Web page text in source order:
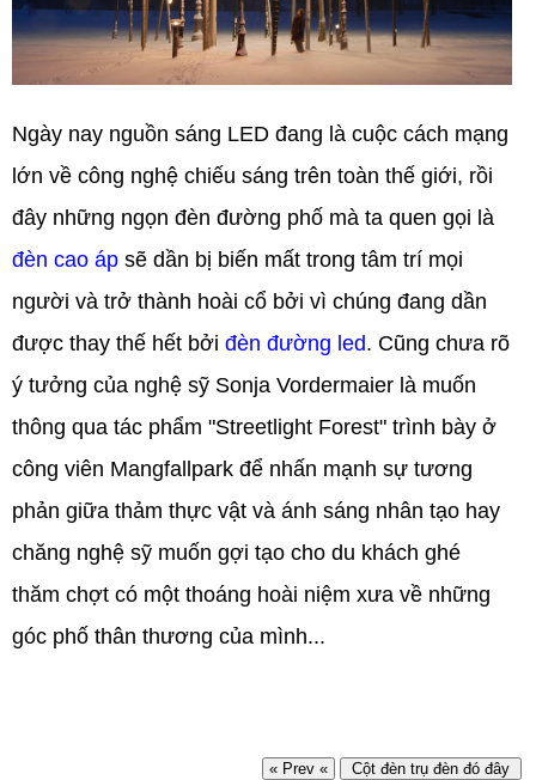
Ngày nay nguồn sáng LED đang là cuộc cách mạng
lớn về công nghệ chiếu sáng trên toàn thế giới, rồi
đây những ngọn đèn đường phố mà ta quen gọi là
đèn cao áp sẽ dần bị biến mất trong tâm trí mọi
người và trở thành hoài cổ bởi vì chúng đang dần
được thay thế hết bởiđèn đường led. Cũng chưa rõ
ý tưởng của nghệ sỹ Sonja Vordermaier là muốn
thông qua tác phẩm "Streetlight Forest" trình bày ở
công viên Mangfallpark để nhấn mạnh sự tương
phản giữa thảm thực vật và ánh sáng nhân tạo hay
chăng nghệ sỹ muốn gợi tạo cho du khách ghé
thăm chợt có một thoáng hoài niệm xưa về những
góc phố thân thương của mình...
« Prev « Cột đèn trụ đèn đó đây